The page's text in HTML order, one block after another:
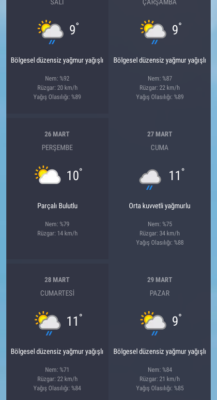
SALI
9°
Bölgesel düzensiz yağmur yağışlı
Nem: %92
Rüzgar: 20 km/h
Yağış Olasılığı: %89
ÇARŞAMBA
9°
Bölgesel düzensiz yağmur yağışlı
Nem: %87
Rüzgar: 22 km/h
Yağış Olasılığı: %89
26 MART
PERŞEMBE
10°
Parçalı Bulutlu
Nem: %79
Rüzgar: 14 km/h
27 MART
CUMA
11 °
Orta kuvvetli yağmurlu
Nem: %75
Rüzgar: 34 km/h
Yağış Olasılığı: %88
28 MART
CUMARTESI
11 °
Bölgesel düzensiz yağmur yağışlı
Nem: %71
Rüzgar: 22 km/h
Yağış Olasılığı: %84
29 MART
PAZAR
9°
Bölgesel düzensiz yağmur yağışlı
Nem: %84
Rüzgar: 21 km/h
Yağış Olasılığı: %85